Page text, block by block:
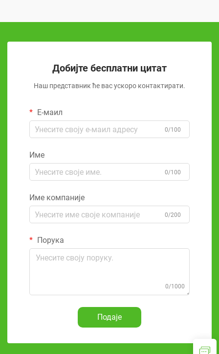
Добијте бесплатни цитат
Наш представник ће вас ускоро контактирати.
Е-маил
0/100
Име
0/100
Име компаније
0/200
Порука
0/1000
Подаје